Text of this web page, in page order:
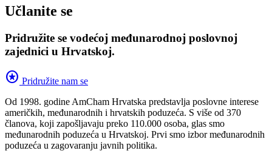
Učlanite se
Pridružite se vodećoj međunarodnoj poslovnoj
zajednici u Hrvatskoj.
stars Pridružite nam se
Od 1998. godine AmCham Hrvatska predstavlja poslovne interese
američkih, međunarodnih i hrvatskih poduzeća. S više od 370
članova, koji zapošljavaju preko 110.000 osoba, glas smo
međunarodnih poduzeća u Hrvatskoj. Prvi smo izbor međunarodnih
poduzeća u zagovaranju javnih politika.